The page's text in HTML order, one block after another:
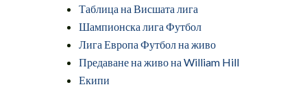
Таблица на Висшата лига
Шампионска лига Футбол
Лига Европа Футбол на живо
Предаване на живо на William Hill
Екипи